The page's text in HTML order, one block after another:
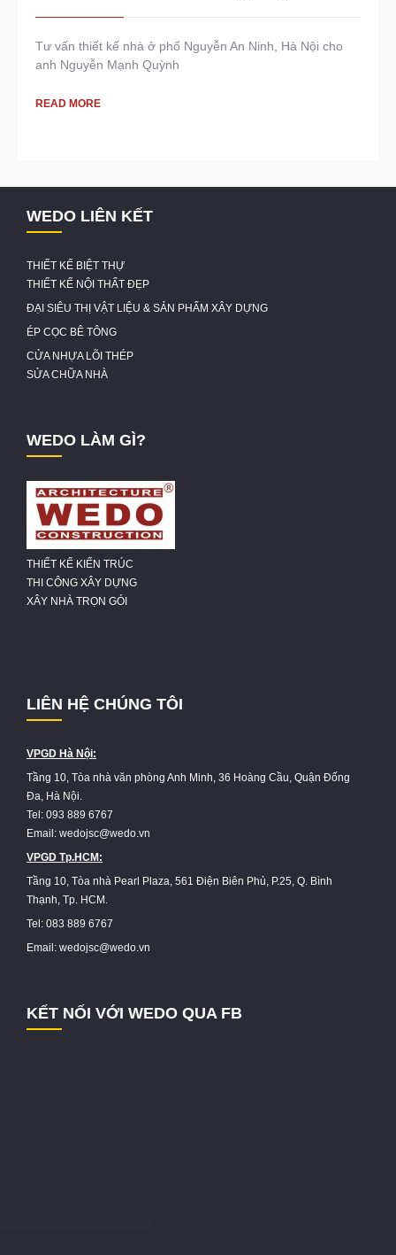
Tư vấn thiết kế nhà ở phố Nguyễn An Ninh, Hà Nội cho
anh Nguyễn Mạnh Quỳnh
READ MORE
WEDO LIÊN KẾT
THIẾT KẾ BIỆT THỰ
THIẾT KẾ NỘI THẤT ĐẸP
ĐẠI SIÊU THỊ VẬT LIỆU & SẢN PHẨM XÂY DỰNG
ÉP CỌC BÊ TÔNG
CỬA NHỰA LÕI THÉP
SỬA CHỮA NHÀ
WEDO LÀM GÌ?
THIẾT KẾ KIẾN TRÚC
THI CÔNG XÂY DỰNG
XÂY NHÀ TRỌN GÓI
LIÊN HỆ CHÚNG TÔI
VPGD Hà Nội:
Tầng 10, Tòa nhà văn phòng Anh Minh, 36 Hoàng Cầu, Quận Đống
Đa, Hà Nội.
Tel: 093 889 6767
Email: wedojsc@wedo.vn
VPGD Tp.HCM:
Tầng 10, Tòa nhà Pearl Plaza, 561 Điện Biên Phủ, P.25, Q. Bình
Thạnh, Tp. HCM.
Tel: 083 889 6767
Email: wedojsc@wedo.vn
KẾT NỐI VỚI WEDO QUA FB